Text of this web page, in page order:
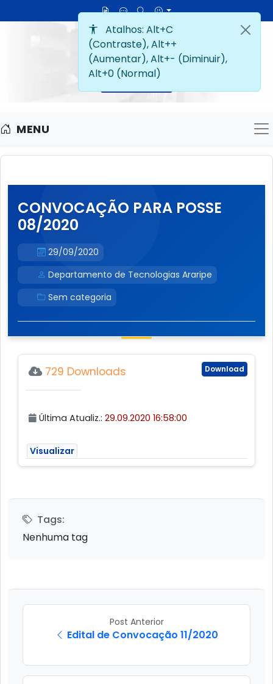
MENU
CONVOCAÇÃO PARA POSSE
08/2020
29/09/2020
Departamento de Tecnologias Araripe
Sem categoria
Download
729 Downloads
Última Atualiz.: 29.09.2020 16:58:00
Visualizar
Tags:
Nenhuma tag
Post Anterior
Edital de Convocação 11/2020